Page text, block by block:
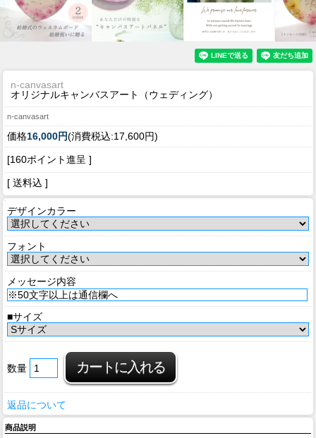
n-canvasart
オリジナルキャンバスアート（ウェディング）
n-canvasart
価格16,000円(消費税込:17,600円)
[160ポイント進呈 ]
[ 送料込 ]
デザインカラー
フォント
メッセージ内容
■サイズ
数量
返品について
商品説明